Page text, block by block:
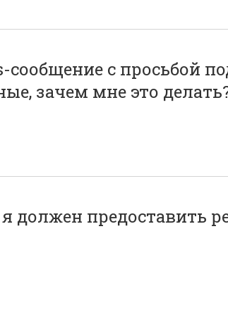
с просьбой
зачем мне это
должен предоставить